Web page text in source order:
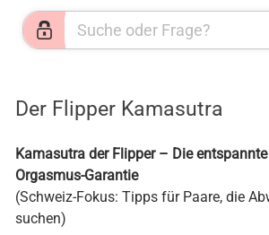
Der Flipper Kamasutra
Kamasutra der Flipper – Die
Orgasmus-Garantie
(Schweiz-Fokus: Tipps für Paare, die
suchen)